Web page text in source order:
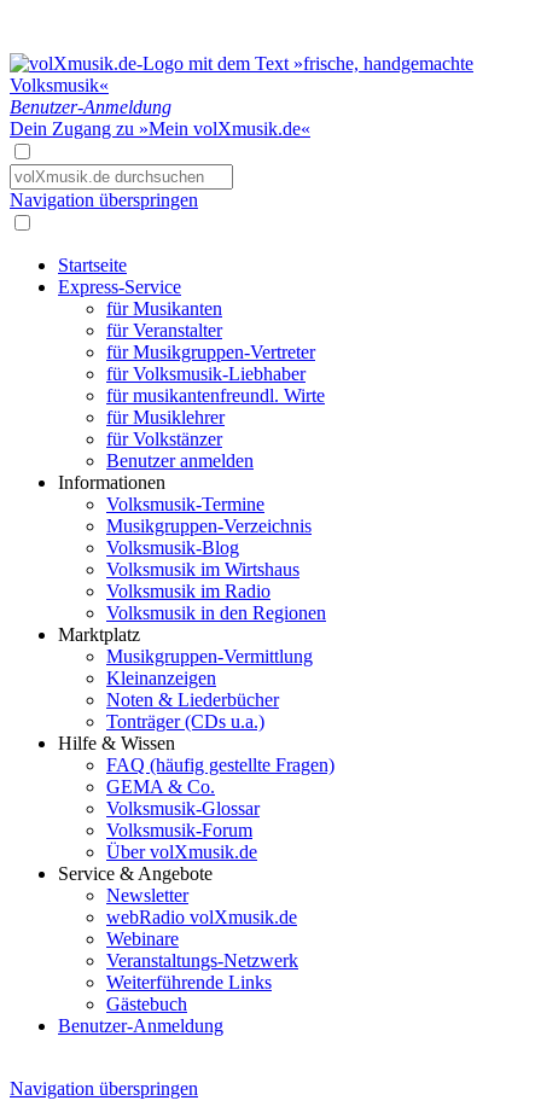
Benutzer-Anmeldung
Dein Zugang zu »Mein volXmusik.de«
Navigation überspringen
Startseite
Express-Service
für Musikanten
für Veranstalter
für Musikgruppen-Vertreter
für Volksmusik-Liebhaber
für musikantenfreundl. Wirte
für Musiklehrer
für Volkstänzer
Benutzer anmelden
Informationen
Volksmusik-Termine
Musikgruppen-Verzeichnis
Volksmusik-Blog
Volksmusik im Wirtshaus
Volksmusik im Radio
Volksmusik in den Regionen
Marktplatz
Musikgruppen-Vermittlung
Kleinanzeigen
Noten & Liederbücher
Tonträger (CDs u.a.)
Hilfe & Wissen
FAQ (häufig gestellte Fragen)
GEMA & Co.
Volksmusik-Glossar
Volksmusik-Forum
Über volXmusik.de
Service & Angebote
Newsletter
webRadio volXmusik.de
Webinare
Veranstaltungs-Netzwerk
Weiterführende Links
Gästebuch
Benutzer-Anmeldung
Navigation überspringen